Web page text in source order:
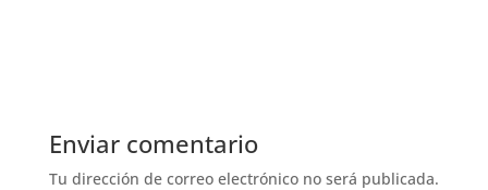
Enviar comentario
Tu dirección de correo electrónico no será publicada.